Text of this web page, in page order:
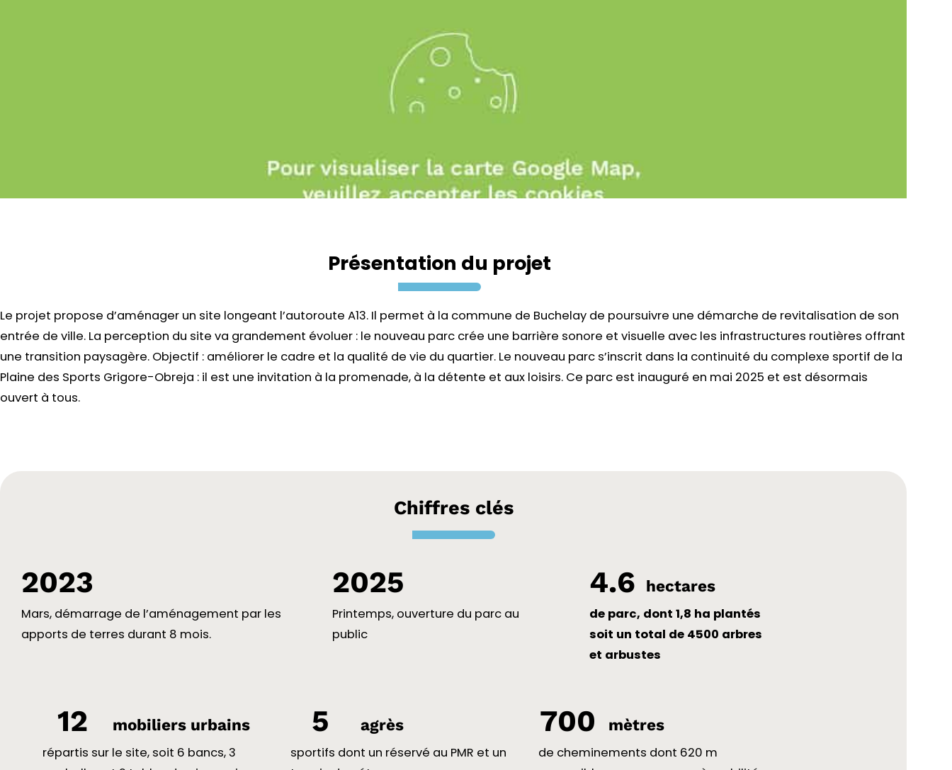
Présentation du projet
Le projet propose d’aménager un site longeant l’autoroute A13. Il permet à la commune de Buchelay de poursuivre une démarche de revitalisation de son
entrée de ville. La perception du site va grandement évoluer : le nouveau parc crée une barrière sonore et visuelle avec les infrastructures routières offrant
une transition paysagère. Objectif : améliorer le cadre et la qualité de vie du quartier. Le nouveau parc s’inscrit dans la continuité du complexe sportif de la
Plaine des Sports Grigore-Obreja : il est une invitation à la promenade, à la détente et aux loisirs. Ce parc est inauguré en mai 2025 et est désormais
ouvert à tous.
Chiffres clés
2023
Mars, démarrage de l’aménagement par les
apports de terres durant 8 mois.
2025
Printemps, ouverture du parc au
public
4.6 hectares
de parc, dont 1,8 ha plantés
soit un total de 4500 arbres
et arbustes
12 mobiliers urbains
répartis sur le site, soit 6 bancs, 3
5 agrès
sportifs dont un réservé au PMR et un
700 mètres
de cheminements dont 620 m